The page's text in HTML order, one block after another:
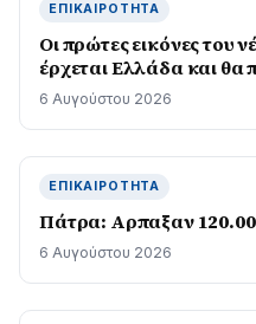
ΕΠΙΚΑΙΡΌΤΗΤΑ
Οι πρώτες εικόνες του
έρχεται Ελλάδα και θα
6 Αυγούστου 2026
ΕΠΙΚΑΙΡΌΤΗΤΑ
Πάτρα: Αρπαξαν
6 Αυγούστου 2026